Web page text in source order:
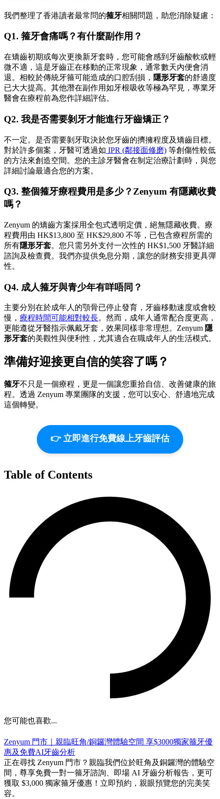
我們整理了香港讀者最常問的箍牙相關問題，助您消除疑慮：
Q1. 箍牙會痛嗎？有什麼副作用？
在矯齒初期或每次更換新牙套時，您可能會感到牙齒酸軟或輕
微不適，這是牙齒正在移動的正常現象，通常數天內便會消
退。相較於傳統牙箍可能造成的口腔刮損， 隱形牙套的舒適度
已大大提高。其他潛在副作用如牙根吸收等極為罕見，專業牙
醫會在療程前為您作詳細評估。
Q2. 我是否需要剝牙才能進行牙齒矯正？
不一定。是否需要剝牙取決於您牙齒的擠擁程度及矯齒目標。
對於許多個案，牙醫可透過如 IPR (鄰接面修磨) 等創傷性較低
的方法來創造空間。您的主診牙醫會在制定治療計劃時，與您
詳細討論最適合您的方案。
Q3. 整個箍牙療程費用是多少？Zenyum 有隱藏收費
嗎？
Zenyum 的矯齒方案採用全包式透明定價，絕無隱藏收費。療
程費用由 HK$13,800 至 HK$29,800 不等，已包含療程所需的
所有隱形牙套。您只需另外支付一次性的 HK$1,500 牙醫詳細
諮詢及檢查費。我們亦提供免息分期，讓您的財務安排更具彈
性。
Q4. 成人箍牙與青少年有咩唔同？
主要分別在於成年人的顎骨已停止發育，牙齒移動速度或會較
慢， 療程時間可能相對較長。然而，成年人通常配合度更高，
更能遵從牙醫指示佩戴牙套，效果同樣非常理想。Zenyum 隱
形牙套的美觀性與便利性，尤其適合在職成年人的生活模式。
準備好迎接更自信的笑容了嗎？
箍牙不只是一個療程，更是一個讓您重拾自信、改善健康的旅
程。透過 Zenyum 專業團隊的支援，您可以安心、舒適地完成
這個轉變。
👉 立即進行免費線上牙齒評估
Table of Contents
您可能也喜歡...
Zenyum 門市｜親臨旺角/銅鑼灣體驗空間 享$3000獨家箍牙優
惠及免費AI牙齒分析
正在尋找 Zenyum 門市？親臨我們位於旺角及銅鑼灣的體驗空
間，尊享免費一對一箍牙諮詢、即場 AI 牙齒分析報告，更可
獲取 $3,000 獨家箍牙優惠！立即預約，親眼預覽您的完美笑
容。